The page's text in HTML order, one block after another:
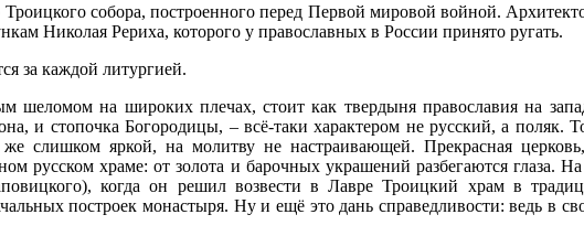
собора, построенного перед Первой мировой войной.
Николая Рериха, которого у православных в России принято ругать.
за каждой литургией.
шеломом на широких плечах, стоит как твердыня православия на
и стопочка Богородицы, – всё-таки характером не русский, а поляк.
же слишком яркой, на молитву не настраивающей. Прекрасная
русском храме: от золота и барочных украшений разбегаются глаза.
когда он решил возвести в Лавре Троицкий храм в
построек монастыря. Ну и ещё это дань справедливости: ведь в